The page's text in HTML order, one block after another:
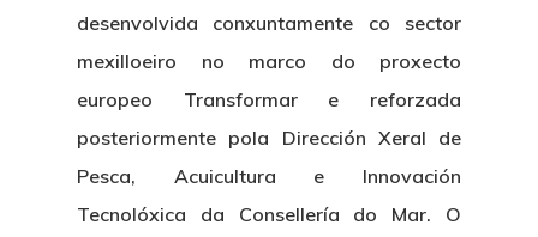
desenvolvida conxuntamente co sector
mexilloeiro no marco do proxecto
europeo Transformar e reforzada
posteriormente pola Dirección Xeral de
Pesca, Acuicultura e Innovación
Tecnolóxica da Consellería do Mar. O
Corporativa
Logo CETMAR
Centro De
Boletín De Novas
Ofertas De Traballo
Licitacións
Goberno
Plan De Igualdade